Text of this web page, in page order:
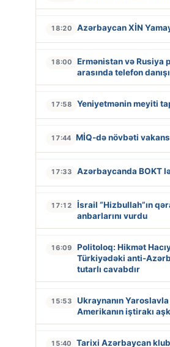
18:20 Azərbaycan XİN
18:00
Ermənistan və Rusiya
arasında telefon
17:58 Yeniyetmənin meyiti
17:44 MİQ-də növbəti
17:33 Azərbaycanda BOKT
17:12
İsrail “Hizbullah”ın
anbarlarını vurdu
16:09
Politoloq: Hikmət
Türkiyədəki anti-
tutarlı cavabdır
15:53
Ukraynanın
Amerikanın iştirakı
15:40 Tarixi Azərbaycan